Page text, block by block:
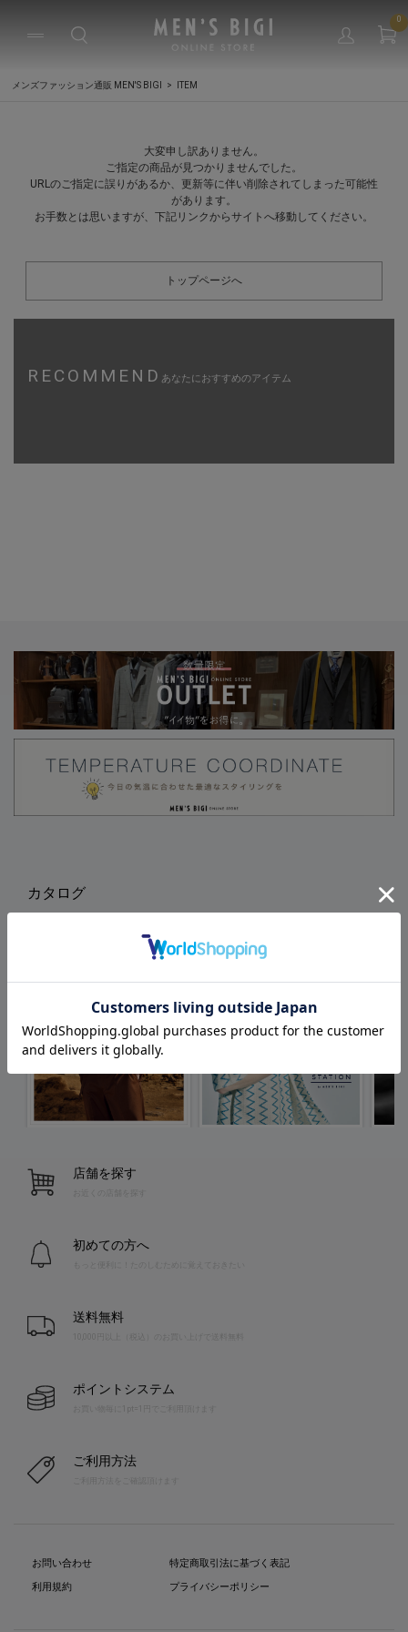
0
メンズファッション通販 MEN'S BIGI ITEM
大変申し訳ありません。
ご指定の商品が見つかりませんでした。
URLのご指定に誤りがあるか、更新等に伴い削除されてしまった可能性
があります。
お手数とは思いますが、下記リンクからサイトへ移動してください。
トップページへ
RECOMMEND あなたにおすすめのアイテム
カタログ
店舗を探す
お近くの店舗を探す
初めての方へ
送料無料
10,000円以上（税込）のお買い上げで送料無料
ポイントシステム
お買い物毎に1pt=1円でご利用頂けます
ご利用方法
お問い合わせ
利用規約
特定商取引法に基づく表記
プライバシーポリシー